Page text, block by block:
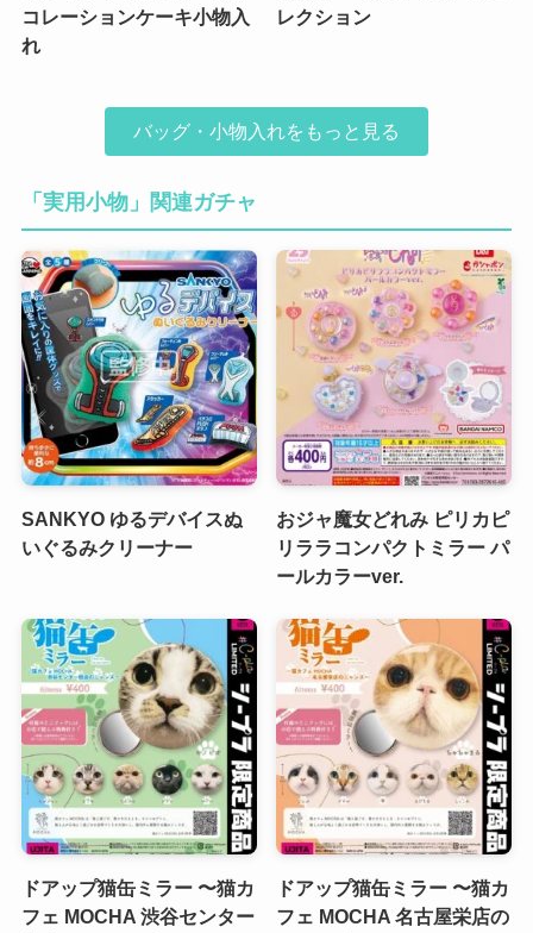
コレーションケーキ小物入
れ
レクション
バッグ・小物入れをもっと見る
「実用小物」関連ガチャ
SANKYO ゆるデバイスぬ
いぐるみクリーナー
おジャ魔女どれみ ピリカピ
リララコンパクトミラー パ
ールカラーver.
ドアップ猫缶ミラー 〜猫カ
フェ MOCHA 渋谷センター
ドアップ猫缶ミラー 〜猫カ
フェ MOCHA 名古屋栄店の